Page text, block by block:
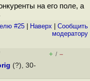
на его поле, а
#25 Наверх
Cообщить
модератору
+ / –
(?), 30-